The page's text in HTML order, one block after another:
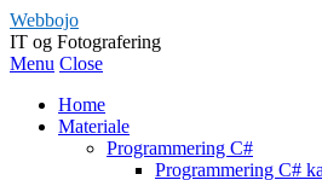
Webbojo
IT og Fotografering
Menu Close
Home
Materiale
Programmering C#
Programmering C#